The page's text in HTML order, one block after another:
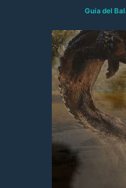
Guía del